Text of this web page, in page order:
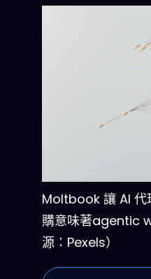
Moltbook 讓 AI 代
購意味著agentic
源：Pexels）